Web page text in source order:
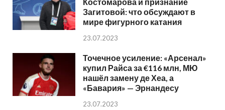
Костомарова и признание
Загитовой: что обсуждают в
мире фигурного катания
23.07.2023
Точечное усиление: «Арсенал»
купил Райса за €116 млн, МЮ
нашёл замену де Хеа, а
«Бавария» — Эрнандесу
23.07.2023